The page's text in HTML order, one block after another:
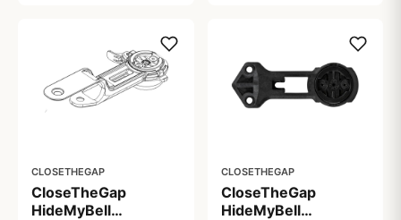
CLOSETHEGAP
CloseTheGap
HideMyBell
CLOSETHEGAP
CloseTheGap
HideMyBell